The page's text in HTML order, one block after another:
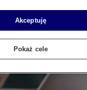
Akceptuję
Pokaż cele